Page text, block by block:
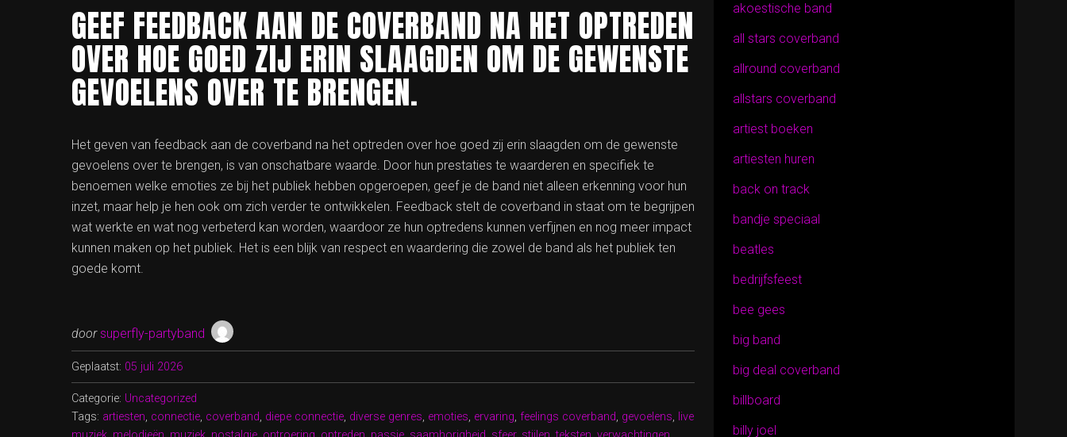
GEEF FEEDBACK AAN DE COVERBAND NA HET OPTREDEN
OVER HOE GOED ZIJ ERIN SLAAGDEN OM DE GEWENSTE
GEVOELENS OVER TE BRENGEN.
Het geven van feedback aan de coverband na het optreden over hoe goed zij erin slaagden om de gewenste
gevoelens over te brengen, is van onschatbare waarde. Door hun prestaties te waarderen en specifiek te
benoemen welke emoties ze bij het publiek hebben opgeroepen, geef je de band niet alleen erkenning voor hun
inzet, maar help je hen ook om zich verder te ontwikkelen. Feedback stelt de coverband in staat om te begrijpen
wat werkte en wat nog verbeterd kan worden, waardoor ze hun optredens kunnen verfijnen en nog meer impact
kunnen maken op het publiek. Het is een blijk van respect en waardering die zowel de band als het publiek ten
goede komt.
door superfly-partyband
Geplaatst: 05 juli 2026
Categorie: Uncategorized
Tags: artiesten, connectie, coverband, diepe connectie, diverse genres, emoties, ervaring, feelings coverband, gevoelens, live
akoestische band
all stars coverband
allround coverband
allstars coverband
artiest boeken
artiesten huren
back on track
bandje speciaal
beatles
bedrijfsfeest
bee gees
big band
big deal coverband
billboard
billy joel